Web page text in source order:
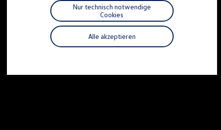
Individualisieren
Wallbox und Ladekabel
Digitale Extras
Dienste für Ihr Modell finden
Volkswagen Apps, Login und Shop
Handy und Fahrzeug verbinden
Vorgängermodelle
Alle akzeptieren
Nur technisch notwendige
Cookies